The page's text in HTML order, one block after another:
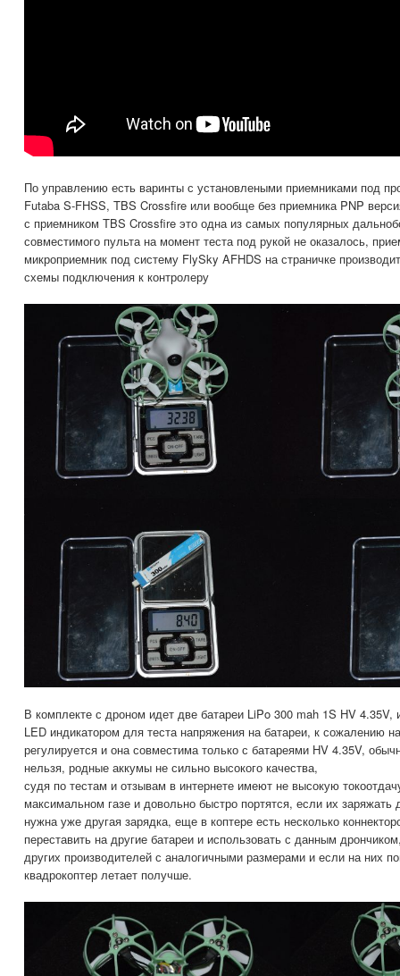
По управлению есть варинты с установлеными приемниками под
Futaba S-FHSS, TBS Crossfire или вообще без приемника PNP
с приемником TBS Crossfire это одна из самых популярных
совместимого пульта на момент теста под рукой не оказалось,
микроприемник под систему FlySky AFHDS на страничке
схемы подключения к контролеру
В комплекте с дроном идет две батареи LiPo 300 mah 1S HV 4.35V,
LED индикатором для теста напряжения на батареи, к сожалению
регулируется и она совместима только с батареями HV 4.35V,
нельзя, родные аккумы не сильно высокого качества,
судя по тестам и отзывам в интернете имеют не высокую
максимальном газе и довольно быстро портятся, если их
нужна уже другая зарядка, еще в коптере есть несколько
переставить на другие батареи и использовать с данным
других производителей с аналогичными размерами и если на них
квадрокоптер летает получше.